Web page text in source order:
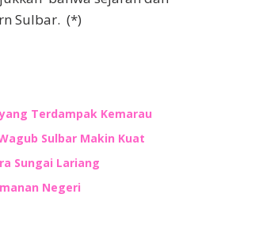
Sulbar. (*)
Terdampak Kemarau
Sulbar Makin Kuat
Sungai Lariang
Negeri